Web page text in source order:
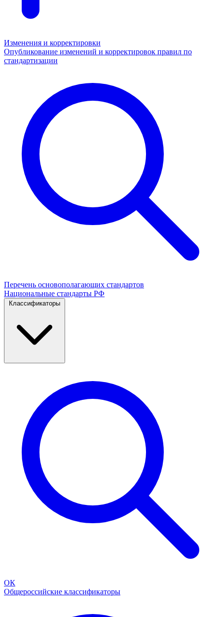
Изменения и корректировки
Опубликование изменений и корректировок правил по
стандартизации
Перечень основополагающих стандартов
Национальные стандарты РФ
Классификаторы
ОК
Общероссийские классификаторы